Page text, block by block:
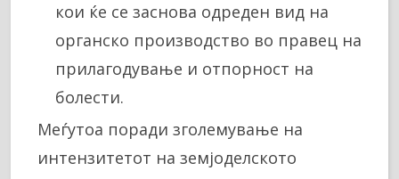
кои ќе се заснова одреден вид на
органско производство во правец на
прилагодување и отпорност на
болести.
Меѓутоа поради зголемување на
интензитетот на земјоделското